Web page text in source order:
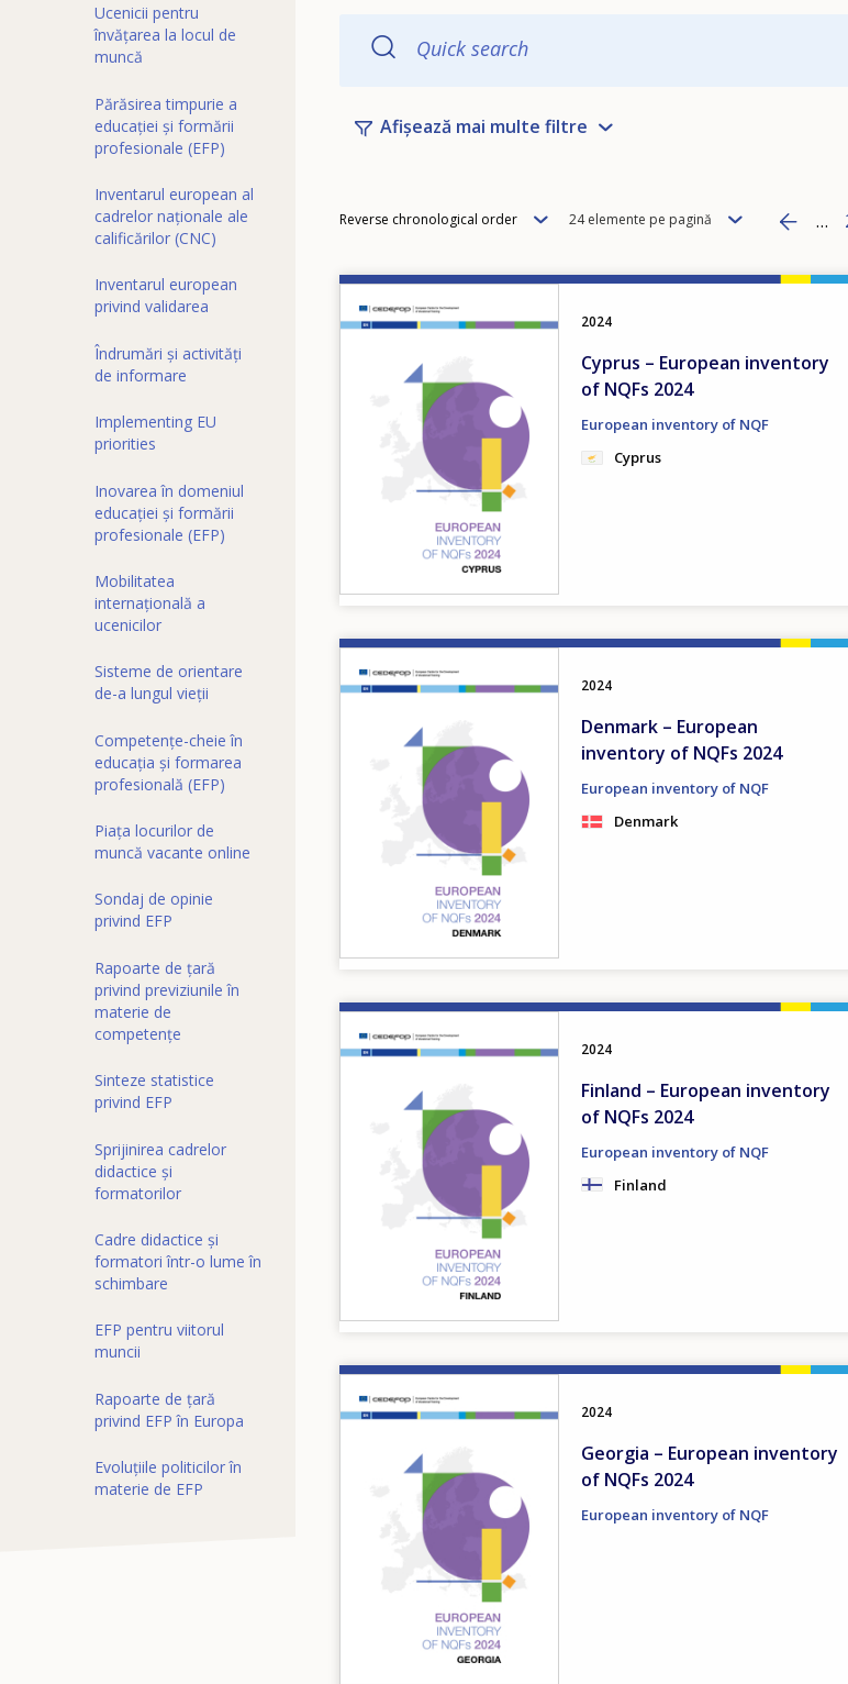
Ucenicii pentru
învățarea la locul de
muncă
Părăsirea timpurie a
educației și formării
profesionale (EFP)
Inventarul european al
cadrelor naționale ale
calificărilor (CNC)
Inventarul european
privind validarea
Îndrumări și activități
de informare
Implementing EU
priorities
Inovarea în domeniul
educației și formării
profesionale (EFP)
Mobilitatea
internațională a
ucenicilor
Sisteme de orientare
de-a lungul vieții
Competențe-cheie în
educația și formarea
profesională (EFP)
Piața locurilor de
muncă vacante online
Sondaj de opinie
privind EFP
Rapoarte de țară
privind previziunile în
materie de
competențe
Sinteze statistice
privind EFP
Sprijinirea cadrelor
didactice și
formatorilor
Cadre didactice și
formatori într-o lume în
schimbare
EFP pentru viitorul
muncii
Rapoarte de țară
privind EFP în Europa
Evoluțiile politicilor în
materie de EFP
Quick search
Afișează mai multe filtre
Order
Reverse chronological order
Items
page
24 elemente pe pagină …
2024
Cyprus – European inventory
of NQFs 2024
European inventory of NQF
Cyprus
2024
Denmark – European
inventory of NQFs 2024
European inventory of NQF
Denmark
2024
Finland – European inventory
of NQFs 2024
European inventory of NQF
Finland
2024
Georgia – European inventory
of NQFs 2024
European inventory of NQF